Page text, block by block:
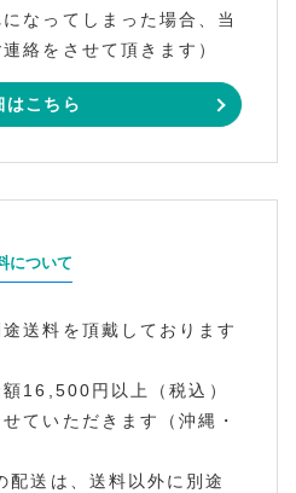
なってしまった場合、当
絡をさせて頂きます）
はこちら
について
送料を頂戴しております
16,500円以上（税込）
ていただきます（沖縄・
送は、送料以外に別途